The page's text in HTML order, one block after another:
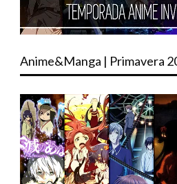
Anime&Manga | Primavera